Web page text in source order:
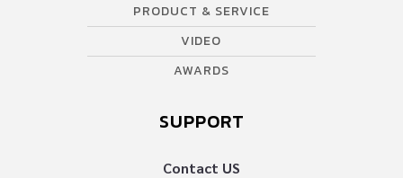
PRODUCT & SERVICE
VIDEO
AWARDS
SUPPORT
Contact US